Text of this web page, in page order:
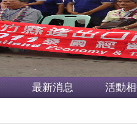
最新消息 活動